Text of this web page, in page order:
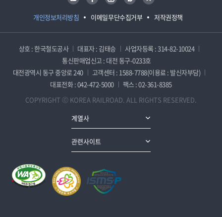
개인정보처리방침 이메일무단수집거부 저작권정책
상호 : 한국철도공사 대표자 : 김태승
사업자등록 : 314-82-10024
통신판매업신고 : 대전 동구-0233호
대전광역시 동구 중앙로 240
고객센터 : 1588-7788(이용료 : 발신자부담)
대표전화 : 042-472-5000
팩스 : 02-361-8385
COPYRIGHT ⓒ KOREA RAILROAD. ALL RIGHTS RESERVED.
계열사
관련사이트